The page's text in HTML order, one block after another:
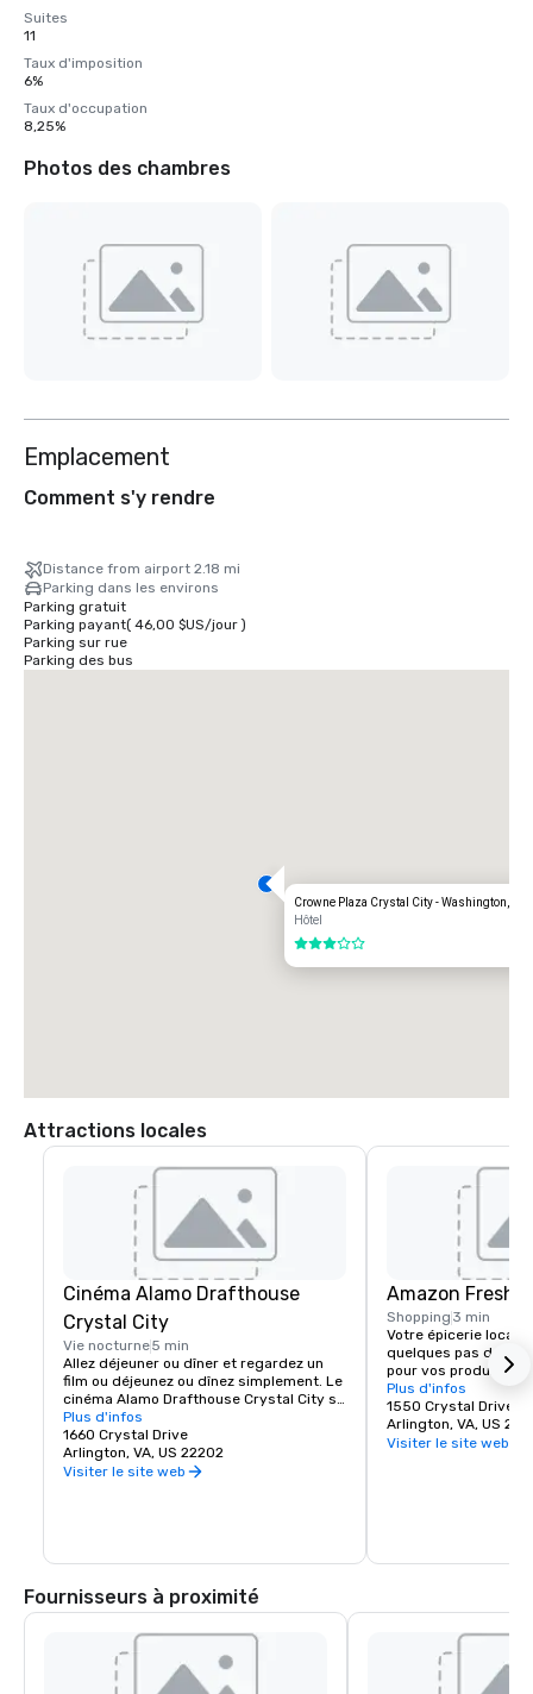
Suites
11
Taux d'imposition
6%
Taux d'occupation
8,25%
Photos des chambres
Emplacement
Comment s'y rendre
Distance from airport 2.18 mi
Parking dans les environs
Parking gratuit
Parking payant( 46,00 $US/jour)
Parking sur rue
Parking des bus
Crowne Plaza Crystal City - Washington,
Hôtel
3 sur 5
Attractions locales
Cinéma Alamo Drafthouse
Crystal City
Vie nocturne5 min
Allez déjeuner ou dîner et regardez un
film ou déjeunez ou dînez simplement. Le
cinéma Alamo Drafthouse Crystal City se
trouve à quelques pas de l'hôtel pour
regarder le dernier film au cinéma ou
prendre un repas rapide.
Plus d'infos
1660 Crystal Drive
Arlington, VA, US 22202
Visiter le site web
Amazon Fresh
Shopping 3 min
Votre épicerie locale
quelques pas de
pour vos produits
boulangerie, vos
personnels dont
rapidement. Ouvert
à 22 h, c'est une
Plus d'infos
1550 Crystal Drive
Arlington, VA, US
Visiter le site web
Fournisseurs à proximité